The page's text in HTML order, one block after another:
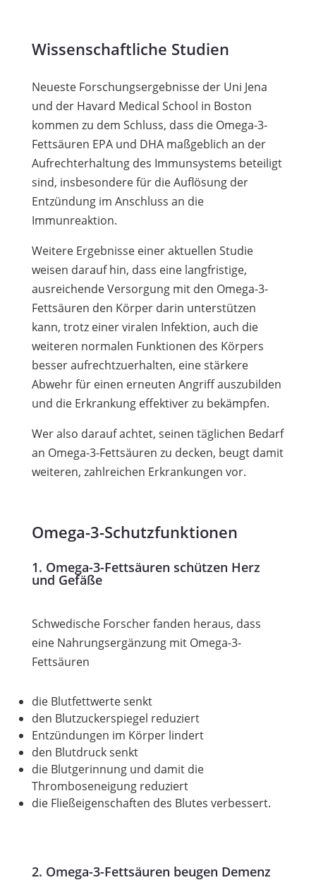
Wissenschaftliche Studien
Neueste Forschungsergebnisse der Uni Jena
und der Havard Medical School in Boston
kommen zu dem Schluss, dass die Omega-3-
Fettsäuren EPA und DHA maßgeblich an der
Aufrechterhaltung des Immunsystems beteiligt
sind, insbesondere für die Auflösung der
Entzündung im Anschluss an die
Immunreaktion.
Weitere Ergebnisse einer aktuellen Studie
weisen darauf hin, dass eine langfristige,
ausreichende Versorgung mit den Omega-3-
Fettsäuren den Körper darin unterstützen
kann, trotz einer viralen Infektion, auch die
weiteren normalen Funktionen des Körpers
besser aufrechtzuerhalten, eine stärkere
Abwehr für einen erneuten Angriff auszubilden
und die Erkrankung effektiver zu bekämpfen.
Wer also darauf achtet, seinen täglichen Bedarf
an Omega-3-Fettsäuren zu decken, beugt damit
weiteren, zahlreichen Erkrankungen vor.
Omega-3-Schutzfunktionen
1. Omega-3-Fettsäuren schützen Herz
und Gefäße
Schwedische Forscher fanden heraus, dass
eine Nahrungsergänzung mit Omega-3-
Fettsäuren
die Blutfettwerte senkt
den Blutzuckerspiegel reduziert
Entzündungen im Körper lindert
den Blutdruck senkt
die Blutgerinnung und damit die
Thromboseneigung reduziert
die Fließeigenschaften des Blutes verbessert.
2. Omega-3-Fettsäuren beugen Demenz